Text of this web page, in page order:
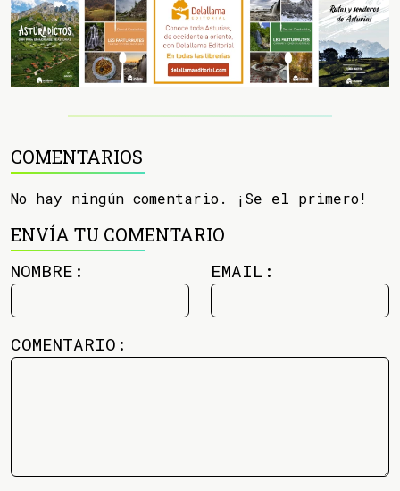
COMENTARIOS
No hay ningún comentario. ¡Se el primero!
ENVÍA TU COMENTARIO
NOMBRE: EMAIL:
COMENTARIO: